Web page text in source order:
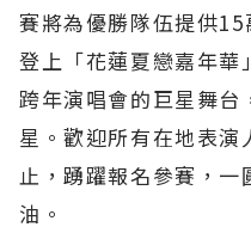
賽將為優勝隊伍提供
登上「花蓮夏戀嘉年華
跨年演唱會的巨星舞台
星。歡迎所有在地表演
止，踴躍報名參賽，一
油。